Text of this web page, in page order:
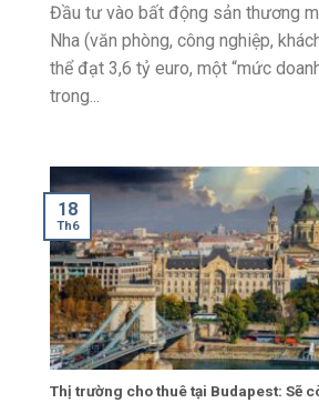
Đầu tư vào bất động sản thương
Nha (văn phòng, công nghiệp,
thể đạt 3,6 tỷ euro, một “mức
trong...
Thị trường cho thuê tại Budapest: Sẽ
18
Th6